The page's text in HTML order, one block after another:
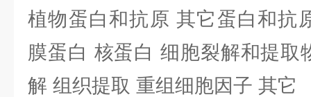
植物蛋白和抗原 其它蛋白和抗
膜蛋白 核蛋白 细胞裂解和提取
解 组织提取 重组细胞因子 其它